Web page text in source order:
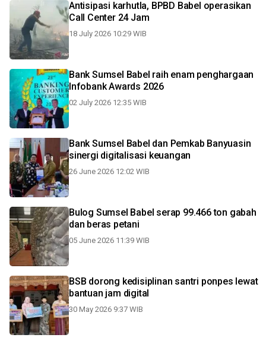
Antisipasi karhutla, BPBD Babel operasikan
Call Center 24 Jam
18 July 2026 10:29 WIB
Bank Sumsel Babel raih enam penghargaan
Infobank Awards 2026
02 July 2026 12:35 WIB
Bank Sumsel Babel dan Pemkab Banyuasin
sinergi digitalisasi keuangan
26 June 2026 12:02 WIB
Bulog Sumsel Babel serap 99.466 ton gabah
dan beras petani
05 June 2026 11:39 WIB
BSB dorong kedisiplinan santri ponpes lewat
bantuan jam digital
30 May 2026 9:37 WIB